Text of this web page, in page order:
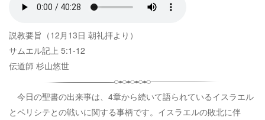
説教要旨（12月13日 朝礼拝より）
サムエル記上 5:1-12
伝道師 杉山悠世
今日の聖書の出来事は、4章から続いて語られているイスラエル
とペリシテとの戦いに関する事柄です。イスラエルの敗北に伴